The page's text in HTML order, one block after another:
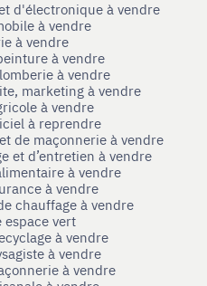
d'électronique à vendre
à vendre
à vendre
à vendre
à vendre
marketing à vendre
à vendre
à reprendre
de maçonnerie à vendre
et d’entretien à vendre
à vendre
à vendre
chauffage à vendre
espace vert
à vendre
à vendre
à vendre